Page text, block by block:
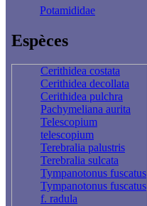
Potamididae
Espèces
Cerithidea costata
Cerithidea decollata
Cerithidea pulchra
Pachymeliana aurita
Telescopium
telescopium
Terebralia palustris
Terebralia sulcata
Tympanotonus fuscatus
Tympanotonus fuscatus
f. radula